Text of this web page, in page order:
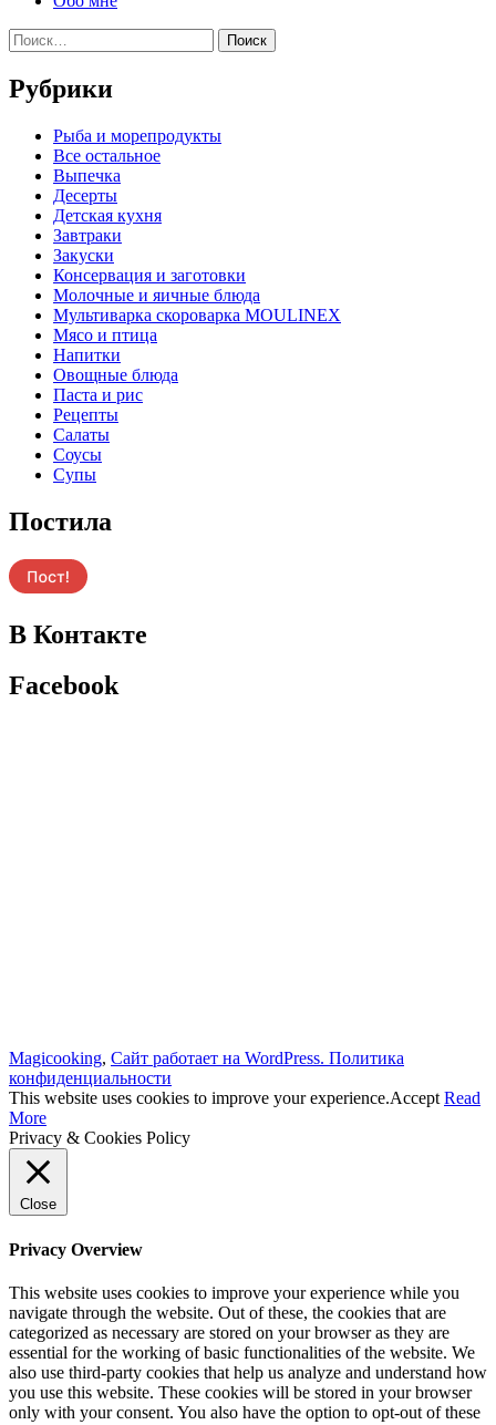
Найти:
Рубрики
Pыба и морепродукты
Все остальное
Выпечка
Десерты
Детская кухня
Завтраки
Закуски
Консервация и заготовки
Молочные и яичные блюда
Мультиварка скороварка MOULINEX
Мясо и птица
Напитки
Овощные блюда
Паста и рис
Рецепты
Салаты
Соусы
Супы
Постила
В Контакте
Facebook
Magicooking, Сайт работает на WordPress. Политика
конфиденциальности
This website uses cookies to improve your experience.Accept Read
More
Privacy & Cookies Policy
Close
Privacy Overview
This website uses cookies to improve your experience while you
navigate through the website. Out of these, the cookies that are
categorized as necessary are stored on your browser as they are
essential for the working of basic functionalities of the website. We
also use third-party cookies that help us analyze and understand how
you use this website. These cookies will be stored in your browser
only with your consent. You also have the option to opt-out of these